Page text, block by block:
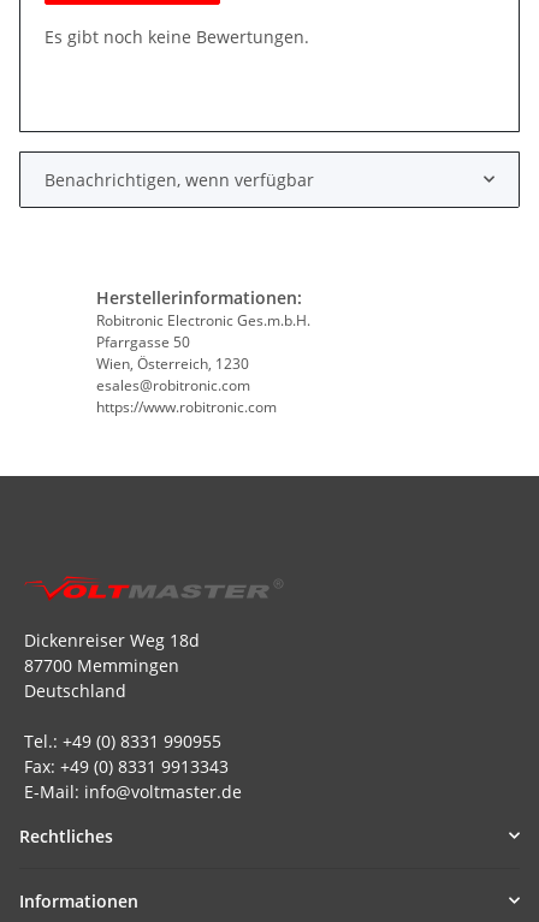
Es gibt noch keine Bewertungen.
Benachrichtigen, wenn verfügbar
Herstellerinformationen:
Robitronic Electronic Ges.m.b.H.
Pfarrgasse 50
Wien, Österreich, 1230
esales@robitronic.com
https://www.robitronic.com
Dickenreiser Weg 18d
87700 Memmingen
Deutschland
Tel.: +49 (0) 8331 990955
Fax: +49 (0) 8331 9913343
E-Mail: info@voltmaster.de
Rechtliches
Informationen